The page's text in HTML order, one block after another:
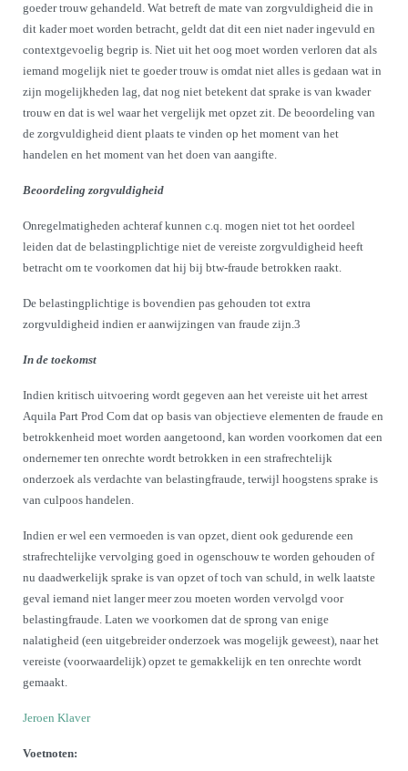
goeder trouw gehandeld. Wat betreft de mate van zorgvuldigheid die in
dit kader moet worden betracht, geldt dat dit een niet nader ingevuld en
contextgevoelig begrip is. Niet uit het oog moet worden verloren dat als
iemand mogelijk niet te goeder trouw is omdat niet alles is gedaan wat in
zijn mogelijkheden lag, dat nog niet betekent dat sprake is van kwader
trouw en dat is wel waar het vergelijk met opzet zit. De beoordeling van
de zorgvuldigheid dient plaats te vinden op het moment van het
handelen en het moment van het doen van aangifte.
Beoordeling zorgvuldigheid
Onregelmatigheden achteraf kunnen c.q. mogen niet tot het oordeel
leiden dat de belastingplichtige niet de vereiste zorgvuldigheid heeft
betracht om te voorkomen dat hij bij btw-fraude betrokken raakt.
De belastingplichtige is bovendien pas gehouden tot extra
zorgvuldigheid indien er aanwijzingen van fraude zijn.3
In de toekomst
Indien kritisch uitvoering wordt gegeven aan het vereiste uit het arrest
Aquila Part Prod Com dat op basis van objectieve elementen de fraude en
betrokkenheid moet worden aangetoond, kan worden voorkomen dat een
ondernemer ten onrechte wordt betrokken in een strafrechtelijk
onderzoek als verdachte van belastingfraude, terwijl hoogstens sprake is
van culpoos handelen.
Indien er wel een vermoeden is van opzet, dient ook gedurende een
strafrechtelijke vervolging goed in ogenschouw te worden gehouden of
nu daadwerkelijk sprake is van opzet of toch van schuld, in welk laatste
geval iemand niet langer meer zou moeten worden vervolgd voor
belastingfraude. Laten we voorkomen dat de sprong van enige
nalatigheid (een uitgebreider onderzoek was mogelijk geweest), naar het
vereiste (voorwaardelijk) opzet te gemakkelijk en ten onrechte wordt
gemaakt.
Jeroen Klaver
Voetnoten: